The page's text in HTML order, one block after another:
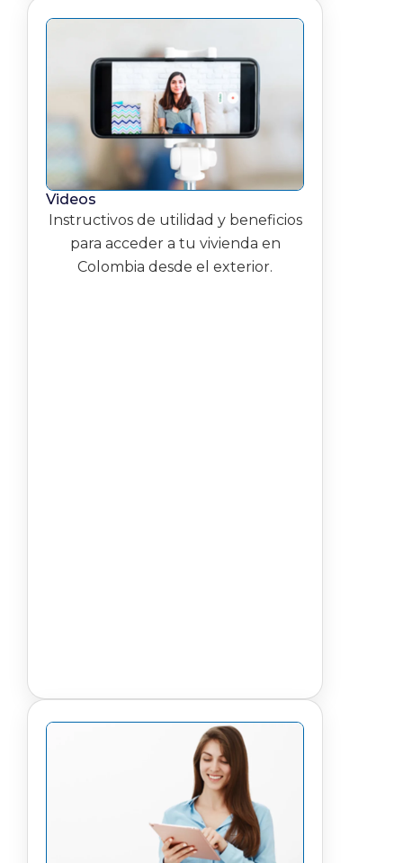
Videos
Instructivos de utilidad y beneficios
para acceder a tu vivienda en
Colombia desde el exterior.